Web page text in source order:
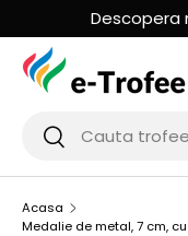
MERGI LA
Descopera
Cauta
Cauta
Acasa
Medalie de metal, 7 cm,